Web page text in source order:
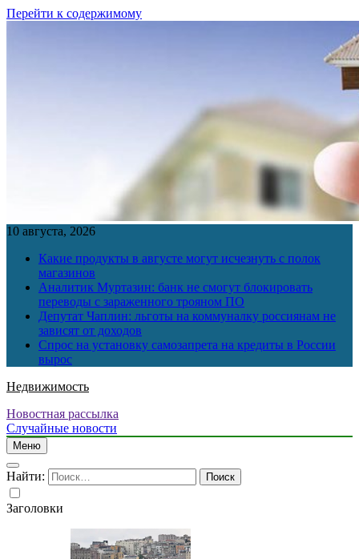
Перейти к содержимому
10 августа, 2026
Какие продукты в августе могут исчезнуть с полок
магазинов
Аналитик Муртазин: банк не смогут блокировать
переводы с зараженного трояном ПО
Депутат Чаплин: льготы на коммуналку россиянам не
зависят от доходов
Спрос на установку самозапрета на кредиты в России
вырос
Недвижимость
Новостная рассылка
Случайные новости
Меню
Найти:
Заголовки